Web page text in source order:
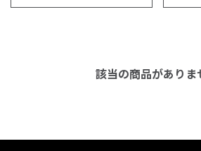
該当の商品がありま